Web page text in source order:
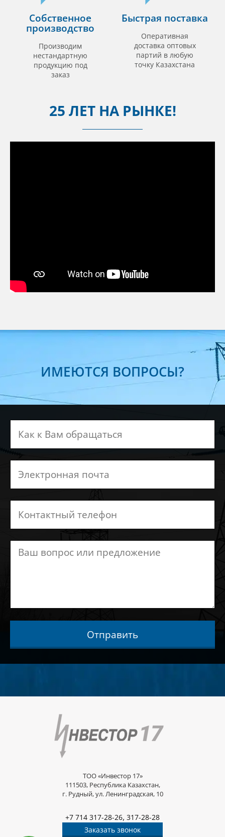
Собственное
производство
Производим
нестандартную
продукцию под
заказ
Быстрая поставка
Оперативная
доставка оптовых
партий в любую
точку Казахстана
25 ЛЕТ НА РЫНКЕ!
ИМЕЮТСЯ ВОПРОСЫ?
Отправить
ТОО «Инвестор 17»
111503, Республика Казахстан,
г. Рудный, ул. Ленинградская, 10
+7 714 317-28-26, 317-28-28
Заказать звонок